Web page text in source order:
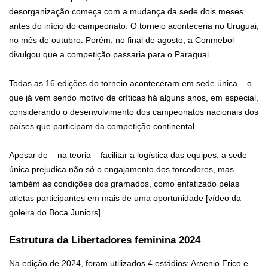
desorganização começa com a mudança da sede dois meses
antes do início do campeonato. O torneio aconteceria no Uruguai,
no mês de outubro. Porém, no final de agosto, a Conmebol
divulgou que a competição passaria para o Paraguai.
Todas as 16 edições do torneio aconteceram em sede única – o
que já vem sendo motivo de críticas há alguns anos, em especial,
considerando o desenvolvimento dos campeonatos nacionais dos
países que participam da competição continental.
Apesar de – na teoria – facilitar a logística das equipes, a sede
única prejudica não só o engajamento dos torcedores, mas
também as condições dos gramados, como enfatizado pelas
atletas participantes em mais de uma oportunidade [vídeo da
goleira do Boca Juniors].
Estrutura da Libertadores feminina 2024
Na edição de 2024, foram utilizados 4 estádios: Arsenio Erico e